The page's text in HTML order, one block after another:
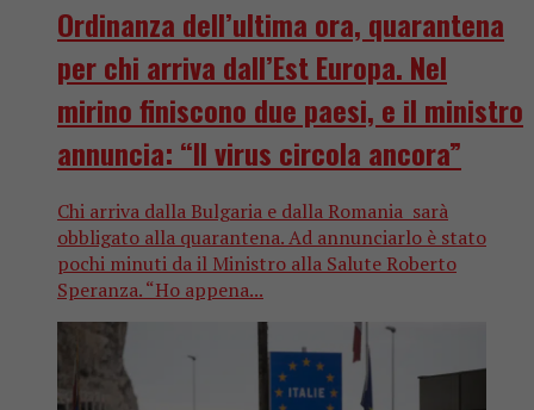
Ordinanza dell’ultima ora, quarantena
per chi arriva dall’Est Europa. Nel
mirino finiscono due paesi, e il ministro
annuncia: “Il virus circola ancora”
Chi arriva dalla Bulgaria e dalla Romania sarà
obbligato alla quarantena. Ad annunciarlo è stato
pochi minuti da il Ministro alla Salute Roberto
Speranza. “Ho appena...